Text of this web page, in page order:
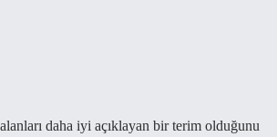
daha iyi açıklayan bir terim olduğunu